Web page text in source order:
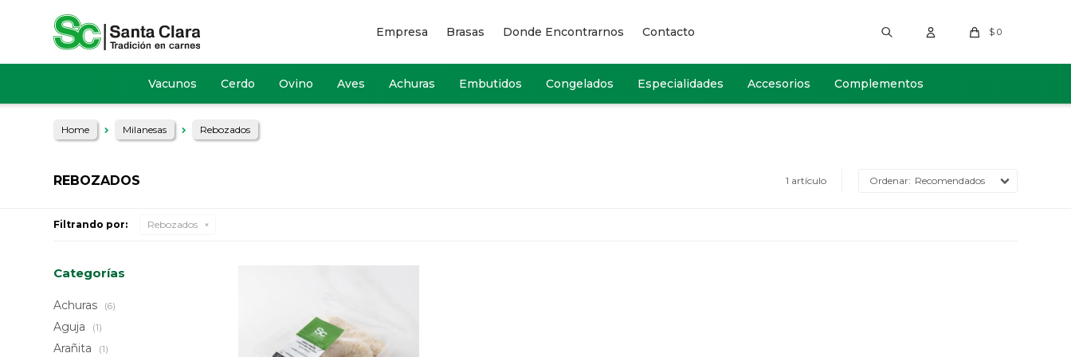
Vacunos Cerdo Ovino Aves Achuras Embutidos Congelados Especialidades Accesorios Complementos
$ 0
Empresa Brasas Donde Encontrarnos Contacto
Home Milanesas Rebozados
REBOZADOS 1 artículo Recomendados
Filtrando por: Rebozados
Categorías
Achuras (6)
Aguja (1)
Arañita (1)